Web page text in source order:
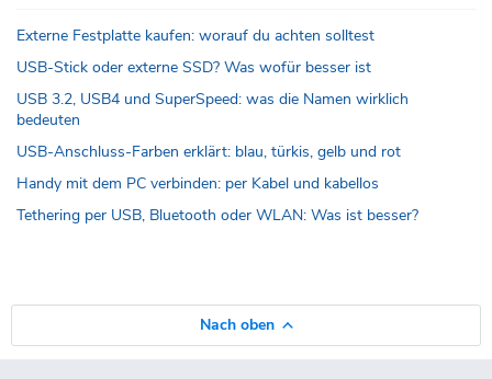
Externe Festplatte kaufen: worauf du achten solltest
USB-Stick oder externe SSD? Was wofür besser ist
USB 3.2, USB4 und SuperSpeed: was die Namen wirklich
bedeuten
USB-Anschluss-Farben erklärt: blau, türkis, gelb und rot
Handy mit dem PC verbinden: per Kabel und kabellos
Tethering per USB, Bluetooth oder WLAN: Was ist besser?
Nach oben